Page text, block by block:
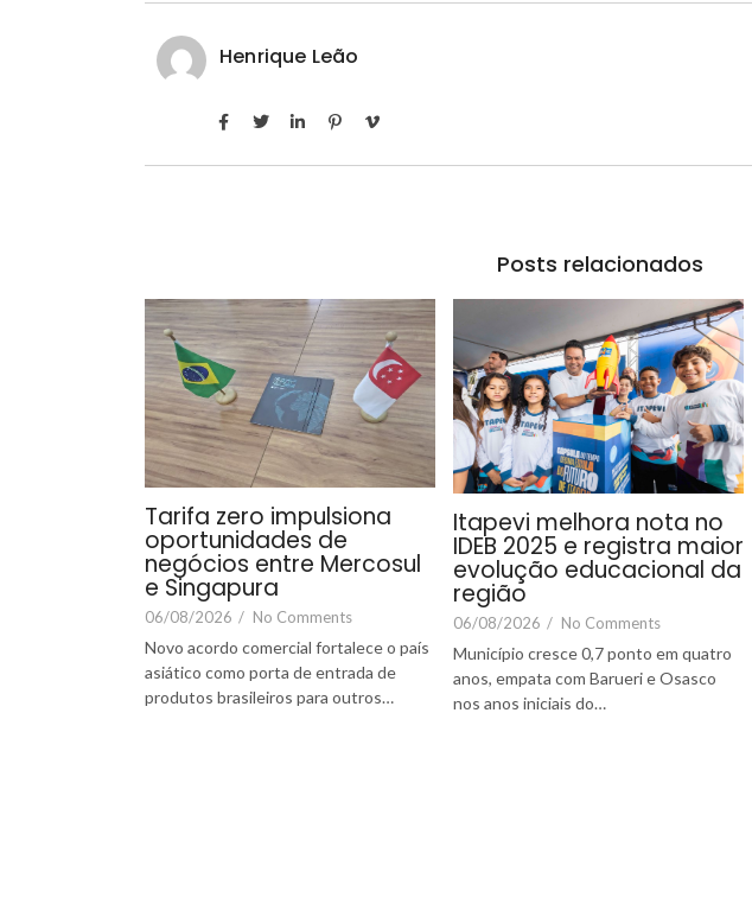
Henrique Leão
Posts relacionados
Tarifa zero impulsiona
oportunidades de
negócios entre Mercosul
e Singapura
06/08/2026 / No Comments
Novo acordo comercial fortalece o país
asiático como porta de entrada de
produtos brasileiros para outros…
Itapevi melhora nota no
IDEB 2025 e registra maior
evolução educacional da
região
06/08/2026 / No Comments
Município cresce 0,7 ponto em quatro
anos, empata com Barueri e Osasco
nos anos iniciais do…